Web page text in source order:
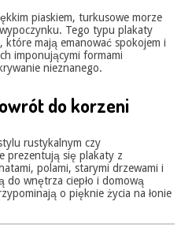
piaskiem, turkusowe morze
Tego typu plakaty
mają emanować spokojem i
imponującymi formami
nieznanego.
do korzeni
rustykalnym czy
prezentują się plakaty z
polami, starymi drzewami i
do wnętrza ciepło i domową
o pięknie życia na łonie